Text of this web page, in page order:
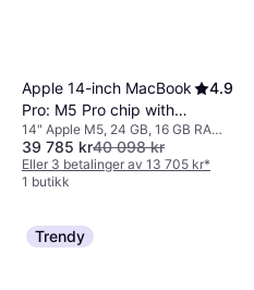
Apple 14-inch MacBook
Pro: M5 Pro chip with
15‑core CPU and
16‑core GPU, 24GB,
2TB SSD - Space Black
4.9
14" Apple M5, 24 GB, 16 GB RAM,
2 TB SSD
39 785 kr40 098 kr
Eller 3 betalinger av 13 705 kr*
1 butikk
Trendy